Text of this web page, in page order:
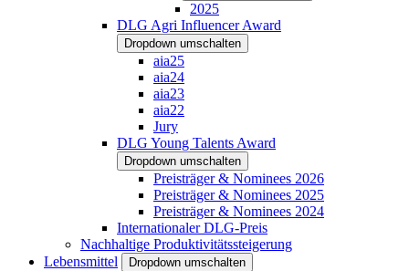
2025
DLG Agri Influencer Award
Dropdown umschalten
aia25
aia24
aia23
aia22
Jury
DLG Young Talents Award
Dropdown umschalten
Preisträger & Nominees 2026
Preisträger & Nominees 2025
Preisträger & Nominees 2024
Internationaler DLG-Preis
Nachhaltige Produktivitätssteigerung
Lebensmittel
Dropdown umschalten